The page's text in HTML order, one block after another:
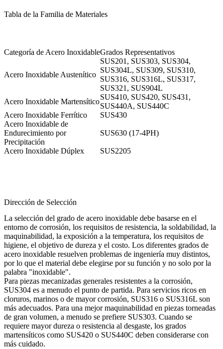
Tabla de la Familia de Materiales
Categoría de Acero InoxidableGrados Representativos
Acero Inoxidable Austenítico
SUS201, SUS303, SUS304,
SUS304L, SUS309, SUS310,
SUS316, SUS316L, SUS317,
SUS321, SUS904L
Acero Inoxidable Martensítico
SUS410, SUS420, SUS431,
SUS440A, SUS440C
Acero Inoxidable Ferrítico
SUS430
Acero Inoxidable de
Endurecimiento por
Precipitación
SUS630 (17-4PH)
Acero Inoxidable Dúplex SUS2205
Dirección de Selección
La selección del grado de acero inoxidable debe basarse en el
entorno de corrosión, los requisitos de resistencia, la soldabilidad, la
maquinabilidad, la exposición a la temperatura, los requisitos de
higiene, el objetivo de dureza y el costo. Los diferentes grados de
acero inoxidable resuelven problemas de ingeniería muy distintos,
por lo que el material debe elegirse por su función y no solo por la
palabra "inoxidable".
Para piezas mecanizadas generales resistentes a la corrosión,
SUS304 es a menudo el punto de partida. Para servicios ricos en
cloruros, marinos o de mayor corrosión, SUS316 o SUS316L son
más adecuados. Para una mejor maquinabilidad en piezas torneadas
de gran volumen, a menudo se prefiere SUS303. Cuando se
requiere mayor dureza o resistencia al desgaste, los grados
martensíticos como SUS420 o SUS440C deben considerarse con
más cuidado.